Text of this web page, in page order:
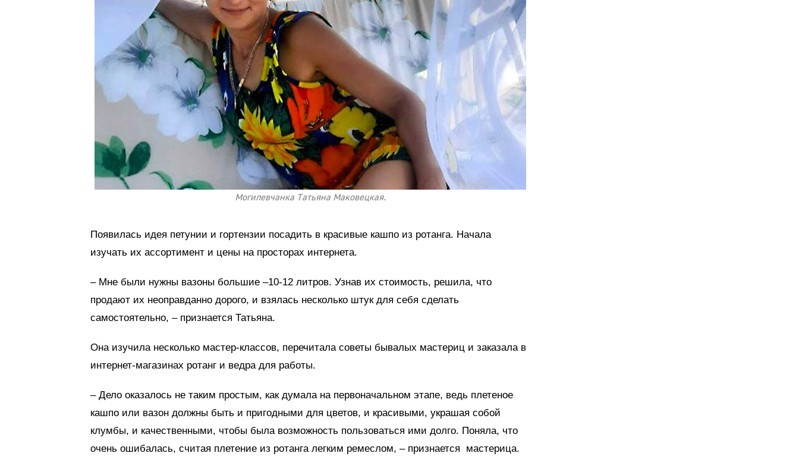
Могилевчанка Татьяна Маковецкая.
Появилась идея петунии и гортензии посадить в красивые кашпо из ротанга. Начала
изучать их ассортимент и цены на просторах интернета.
– Мне были нужны вазоны большие –10-12 литров. Узнав их стоимость, решила, что
продают их неоправданно дорого, и взялась несколько штук для себя сделать
самостоятельно, – признается Татьяна.
Она изучила несколько мастер-классов, перечитала советы бывалых мастериц и заказала в
интернет-магазинах ротанг и ведра для работы.
– Дело оказалось не таким простым, как думала на первоначальном этапе, ведь плетеное
кашпо или вазон должны быть и пригодными для цветов, и красивыми, украшая собой
клумбы, и качественными, чтобы была возможность пользоваться ими долго. Поняла, что
очень ошибалась, считая плетение из ротанга легким ремеслом, – признается мастерица.